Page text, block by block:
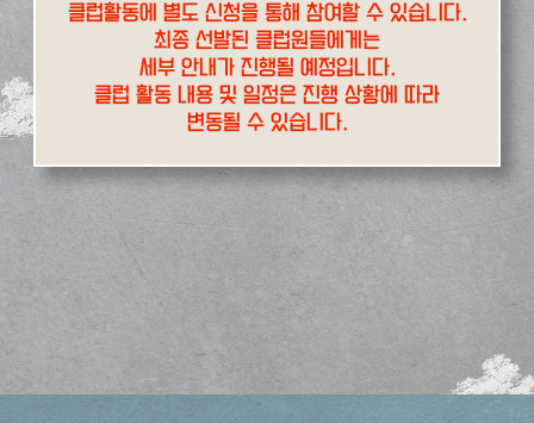
클럽활동에 별도 신청을 통해 참여할 수 있습니다.
최종 선발된 클럽원들에게는
세부 안내가 진행될 예정입니다.
클럽 활동 내용 및 일정은 진행 상황에 따라
변동될 수 있습니다.